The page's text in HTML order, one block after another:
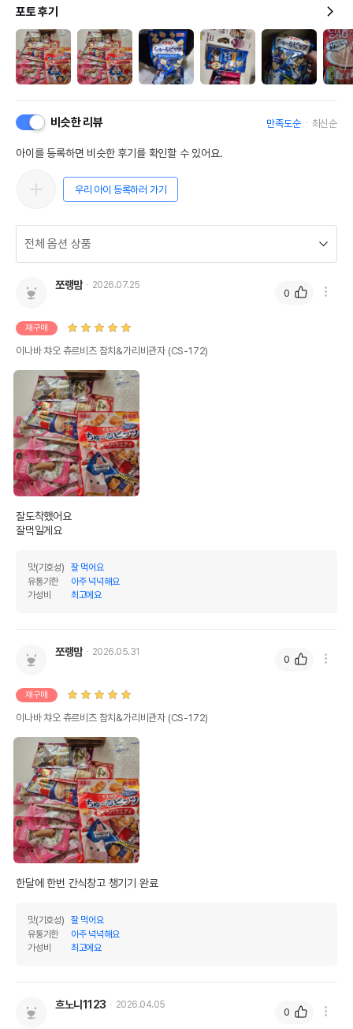
포토 후기
비슷한 리뷰 만족도순 최신순
아이를 등록하면 비슷한 후기를 확인할 수 있어요.
우리 아이 등록하러 가기
쪼랭맘 2026.07.25
재구매
이나바 챠오 츄르비츠 참치&가리비관자 (CS-172)
잘도착했어요
잘먹일게요
맛(기호성)
잘 먹어요
유통기한
아주 넉넉해요
가성비
최고에요
0
쪼랭맘 2026.05.31
재구매
이나바 챠오 츄르비츠 참치&가리비관자 (CS-172)
한달에 한번 간식창고 챙기기 완료
맛(기호성)
잘 먹어요
유통기한
아주 넉넉해요
가성비
최고에요
0
흐노니1123 2026.04.05
0